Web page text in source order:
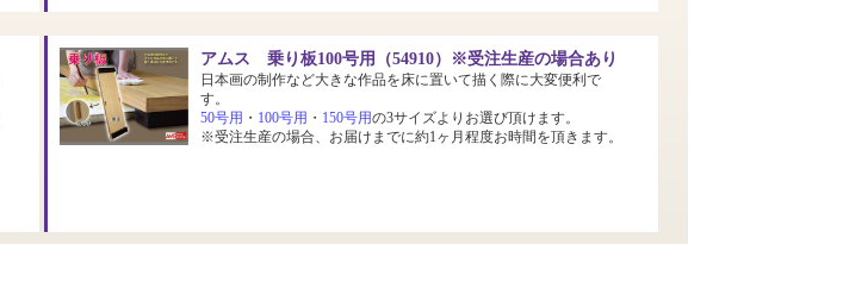
アムス 乗り板100号用（54910）※受注生産の場合あり
日本画の制作など大きな作品を床に置いて描く際に大変便利で
す。
50号用 ・ 100号用 ・ 150号用の3サイズよりお選び頂けます。
※受注生産の場合、お届けまでに約1ヶ月程度お時間を頂きます。